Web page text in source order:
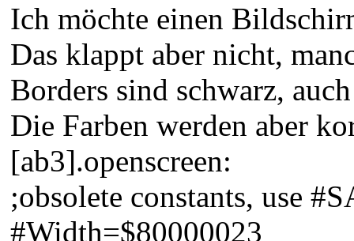
Ich möchte einen
Das klappt aber nicht,
Borders sind schwarz,
Die Farben werden aber
[ab3].openscreen:
;obsolete constants, use
#Width=$80000023